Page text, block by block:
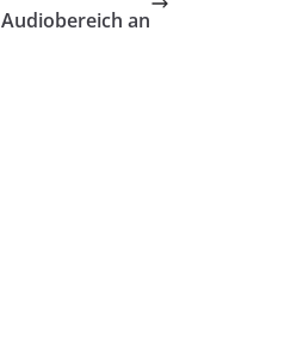
Audiobereich an